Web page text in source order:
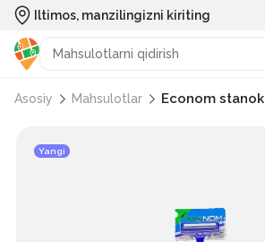
Iltimos, manzilingizni kiriting
Asosiy Mahsulotlar Econom stanok
Yangi